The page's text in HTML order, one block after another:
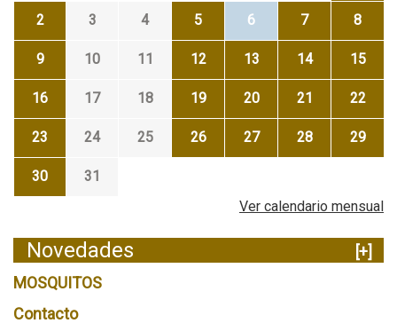
2 3 4 5 6 7 8
9 10 11 12 13 14 15
16 17 18 19 20 21 22
23 24 25 26 27 28 29
30
31
Ver calendario mensual
Novedades
[+]
MOSQUITOS
Contacto